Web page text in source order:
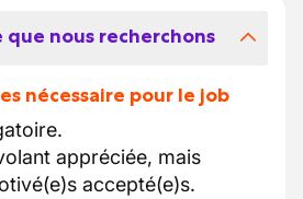
que nous recherchons
nécessaire pour le job
appréciée, mais
accepté(e)s.